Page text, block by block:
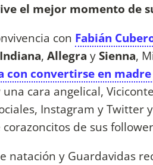
el mejor momento de
con Fabián
Indiana, Allegra ySienna,
con convertirse en
cara angelical,
Instagram y Twitter
de sus
natación y Guardavidas